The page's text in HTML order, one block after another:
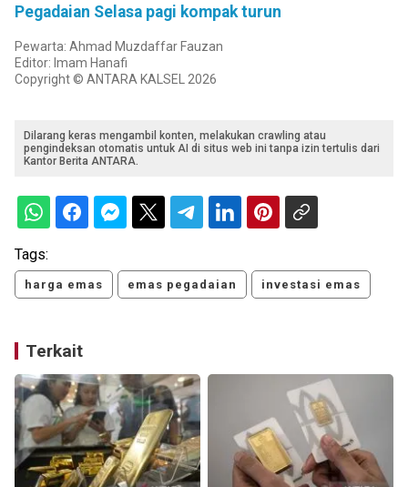
Pegadaian Selasa pagi kompak turun
Pewarta: Ahmad Muzdaffar Fauzan
Editor: Imam Hanafi
Copyright © ANTARA KALSEL 2026
Dilarang keras mengambil konten, melakukan crawling atau
pengindeksan otomatis untuk AI di situs web ini tanpa izin tertulis dari
Kantor Berita ANTARA.
Tags:
harga emas emas pegadaian investasi emas
Terkait